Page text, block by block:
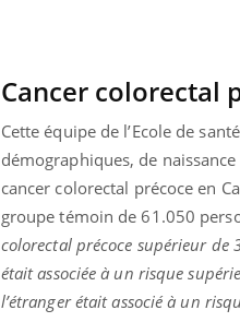
Cancer colorectal
Cette équipe de l’Ecole de
démographiques, de
cancer colorectal précoce en
groupe témoin de 61.050
colorectal précoce supérieur de
était associée à un risque
l’étranger était associé à un